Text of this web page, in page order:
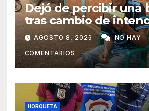
Dejó de percibir una
tras cambio de
ahora vende
subsistir
AGOSTO 8, 2026 NO HAY
COMENTARIOS
HORQUETA